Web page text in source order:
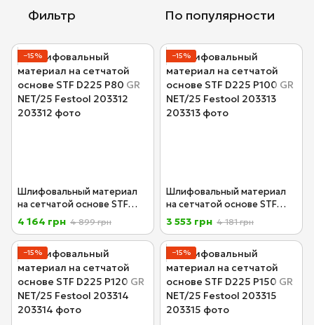
Фильтр По популярности
−15%
Шлифовальный материал
на сетчатой основе STF
D225 P80 GR NET/25 Festool
4 164 грн 4 899 грн
−15%
Шлифовальный материал
на сетчатой основе STF
D225 P100 GR NET/25
Festool 203313
3 553 грн 4 181 грн
−15% −15%